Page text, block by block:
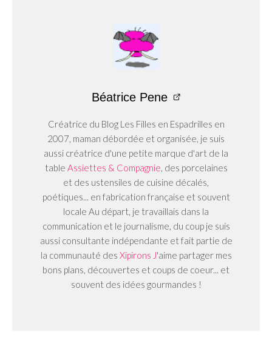
Béatrice Pene
Créatrice du Blog Les Filles en Espadrilles en
2007, maman débordée et organisée, je suis
aussi créatrice d'une petite marque d'art de la
table Assiettes & Compagnie, des porcelaines
et des ustensiles de cuisine décalés,
poétiques... en fabrication française et souvent
locale Au départ, je travaillais dans la
communication et le journalisme, du coup je suis
aussi consultante indépendante et fait partie de
la communauté des Xipirons J'aime partager mes
bons plans, découvertes et coups de coeur... et
souvent des idées gourmandes !